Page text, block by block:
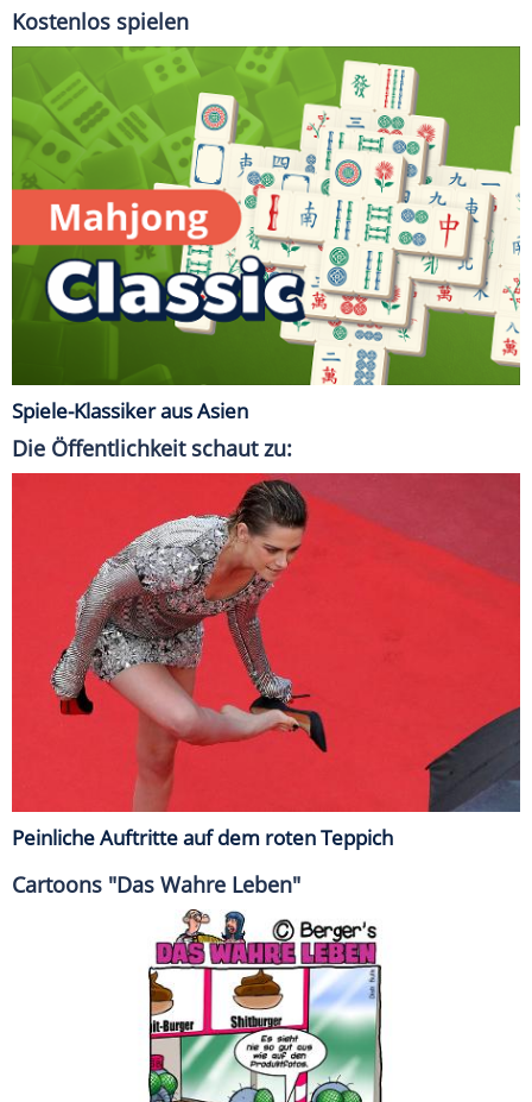
Kostenlos spielen
Spiele-Klassiker aus Asien
Die Öffentlichkeit schaut zu:
Peinliche Auftritte auf dem roten Teppich
Cartoons "Das Wahre Leben"